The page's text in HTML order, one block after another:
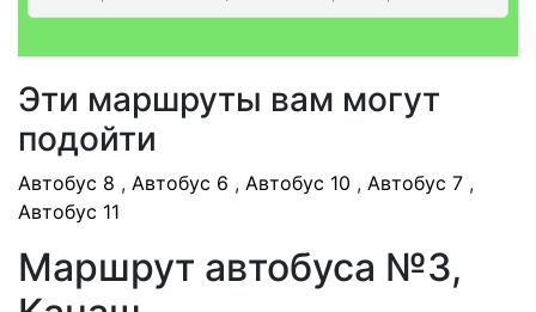
Эти маршруты вам могут
подойти
Автобус 8 , Автобус 6 , Автобус 10 , Автобус 7 ,
Автобус 11
Маршрут автобуса №3,